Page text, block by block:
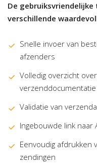
De
verschillende
Snelle invoer van
afzenders
Volledig overzicht
verzenddocumentatie
Validatie van
Ingebouwde link naar
Eenvoudig afdrukken
zendingen